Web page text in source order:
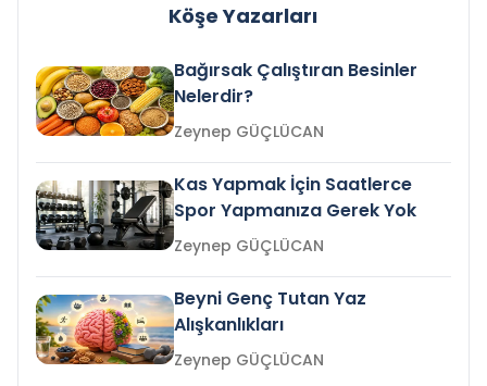
Köşe Yazarları
Bağırsak Çalıştıran Besinler
Nelerdir?
Zeynep GÜÇLÜCAN
Kas Yapmak İçin Saatlerce
Spor Yapmanıza Gerek Yok
Zeynep GÜÇLÜCAN
Beyni Genç Tutan Yaz
Alışkanlıkları
Zeynep GÜÇLÜCAN